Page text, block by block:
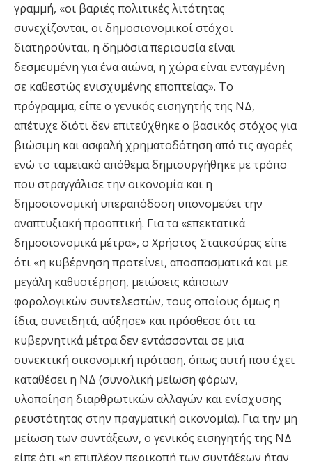
γραμμή, «οι βαριές πολιτικές λιτότητας
συνεχίζονται, οι δημοσιονομικοί στόχοι
διατηρούνται, η δημόσια περιουσία είναι
δεσμευμένη για ένα αιώνα, η χώρα είναι ενταγμένη
σε καθεστώς ενισχυμένης εποπτείας». Το
πρόγραμμα, είπε ο γενικός εισηγητής της ΝΔ,
απέτυχε διότι δεν επιτεύχθηκε ο βασικός στόχος για
βιώσιμη και ασφαλή χρηματοδότηση από τις αγορές
ενώ το ταμειακό απόθεμα δημιουργήθηκε με τρόπο
που στραγγάλισε την οικονομία και η
δημοσιονομική υπεραπόδοση υπονομεύει την
αναπτυξιακή προοπτική. Για τα «επεκτατικά
δημοσιονομικά μέτρα», ο Χρήστος Σταϊκούρας είπε
ότι «η κυβέρνηση προτείνει, αποσπασματικά και με
μεγάλη καθυστέρηση, μειώσεις κάποιων
φορολογικών συντελεστών, τους οποίους όμως η
ίδια, συνειδητά, αύξησε» και πρόσθεσε ότι τα
κυβερνητικά μέτρα δεν εντάσσονται σε μια
συνεκτική οικονομική πρόταση, όπως αυτή που έχει
καταθέσει η ΝΔ (συνολική μείωση φόρων,
υλοποίηση διαρθρωτικών αλλαγών και ενίσχυσης
ρευστότητας στην πραγματική οικονομία). Για την μη
μείωση των συντάξεων, ο γενικός εισηγητής της ΝΔ
είπε ότι «η επιπλέον περικοπή των συντάξεων ήταν